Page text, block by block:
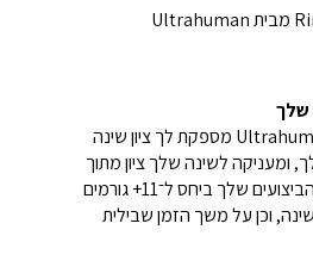
שלך
טבעת ה־Ultrahuman Ring AIR מספקת לך ציון שינה
לשינה שלך ציון מתוך
100. ציון זה מבוסס על הביצועים שלך ביחס ל־11+ גורמים
וכן על משך הזמן שבילית